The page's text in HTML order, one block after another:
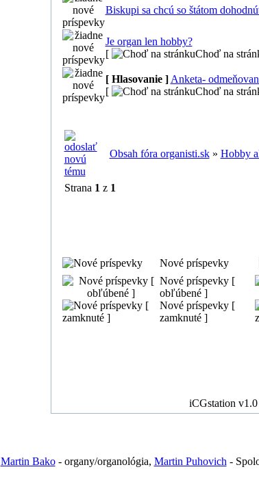
Biskupi sa chcú so štátom
Je organ len hobby?
[
Choď na
[ Hlasovanie ] Anketa-
[
Choď na
Obsah fóra organisti.sk» Hobby
Strana 1 z 1
Nové príspevky
Nové príspevky [
obľúbené ]
Nové príspevky [
zamknuté ]
iCGstation
Martin Bako- organy/organológia, Martin Puhovich -